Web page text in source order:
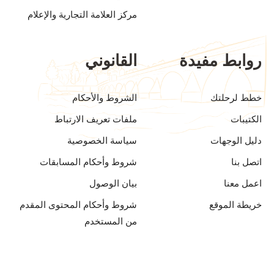
مركز العلامة التجارية والإعلام
روابط مفيدة
خطط لرحلتك
الكتيبات
دليل الوجهات
اتصل بنا
اعمل معنا
خريطة الموقع
القانوني
الشروط والأحكام
ملفات تعريف الارتباط
سياسة الخصوصية
شروط وأحكام المسابقات
بيان الوصول
شروط وأحكام المحتوى المقدم
من المستخدم